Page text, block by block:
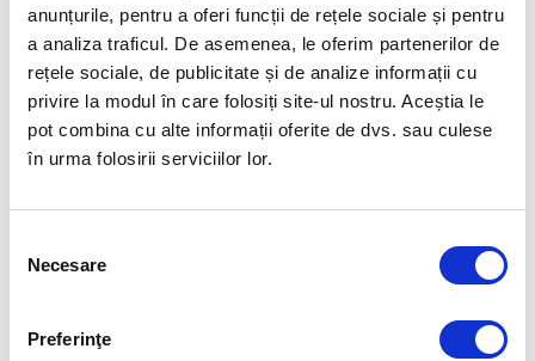
anunțurile, pentru a oferi funcții de rețele sociale și pentru
a analiza traficul. De asemenea, le oferim partenerilor de
rețele sociale, de publicitate și de analize informații cu
privire la modul în care folosiți site-ul nostru. Aceștia le
pot combina cu alte informații oferite de dvs. sau culese
în urma folosirii serviciilor lor.
consimțământului
Necesare
Preferinţe
În concluzie, preocuparea se ocupă de a avea un viitor, controlul se
ocupă cu deținerea viitorului, curiozitatea se referă la explorarea
ipostazelor şi oportunităţilor posibile, iar încrederea se referă la
abilitatea de a construi un viitorul dorit și de a depăși obstacolele.
Fiecare individ are propriul Everest care aşteaptă să fie urcat!
Articolul precedent
PERFORMANŢĂ
Articolul următor